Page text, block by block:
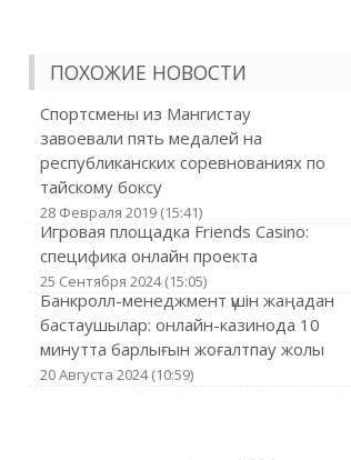
ПОХОЖИЕ НОВОСТИ
Спортсмены из Мангистау
завоевали пять медалей на
республиканских соревнованиях по
тайскому боксу
28 Февраля 2019 (15:41)
Игровая площадка Friends Casino:
специфика онлайн проекта
25 Сентября 2024 (15:05)
Банкролл-менеджмент үшін жаңадан
бастаушылар: онлайн-казинода 10
минутта барлығын жоғалтпау жолы
20 Августа 2024 (10:59)